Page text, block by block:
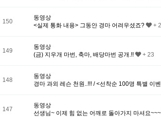
150
동영상
<실제 통화 내용> 그동안 경마 어려우셨죠?
+
149
동영상
(금) 지우개 마번, 축마, 배당마번 공개.!!
+ 23
148
동영상
경마 과외 레슨 천원..!!! / <선착순 100명 특별 이
147
동영상
선생님~ 이제 힘 없는 어깨로 돌아가지 마셔요~~~